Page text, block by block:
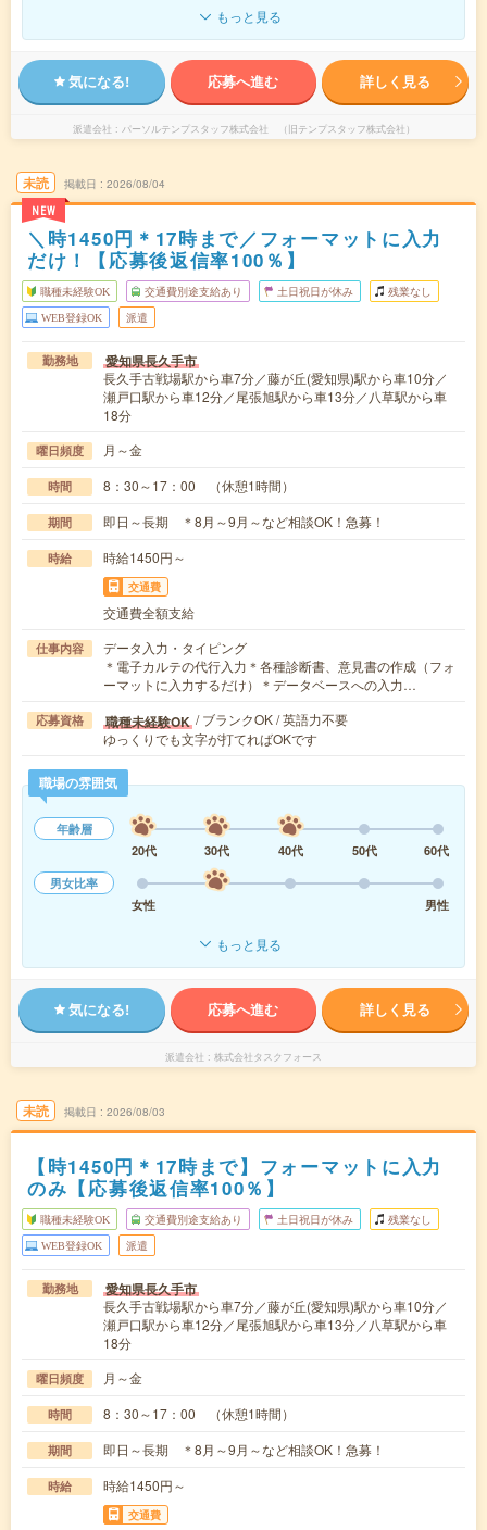
もっと見る
気になる! 応募へ進む 詳しく見る
派遣会社 パーソルテンプスタッフ株式会社 （旧テンプスタッフ株式会社）
未読
NEW
掲載日 2026/08/04
＼時1450円＊17時まで／フォーマットに入力
だけ！【応募後返信率100％】
職種未経験OK 交通費別途支給あり 土日祝日が休み 残業なし
WEB登録OK 派遣
勤務地 愛知県長久手市
長久手古戦場駅から車7分／藤が丘(愛知県)駅から車10分／
瀬戸口駅から車12分／尾張旭駅から車13分／八草駅から車
18分
曜日頻度 月～金
時間 8：30～17：00 （休憩1時間）
期間 即日～長期 ＊8月～9月～など相談OK！急募！
時給 時給1450円～
交通費
交通費全額支給
仕事内容
データ入力・タイピング
＊電子カルテの代行入力＊各種診断書、意見書の作成（フォ
ーマットに入力するだけ）＊データベースへの入力…
応募資格 職種未経験OK / ブランクOK / 英語力不要
ゆっくりでも文字が打てればOKです
職場の雰囲気
年齢層
20代
30代 40代 50代
60代
男女比率
女性
男性
もっと見る
気になる! 応募へ進む 詳しく見る
派遣会社 株式会社タスクフォース
未読 掲載日 2026/08/03
【時1450円＊17時まで】フォーマットに入力
のみ【応募後返信率100％】
職種未経験OK 交通費別途支給あり 土日祝日が休み 残業なし
WEB登録OK 派遣
勤務地 愛知県長久手市
長久手古戦場駅から車7分／藤が丘(愛知県)駅から車10分／
瀬戸口駅から車12分／尾張旭駅から車13分／八草駅から車
18分
曜日頻度 月～金
時間 8：30～17：00 （休憩1時間）
期間 即日～長期 ＊8月～9月～など相談OK！急募！
時給 時給1450円～
交通費